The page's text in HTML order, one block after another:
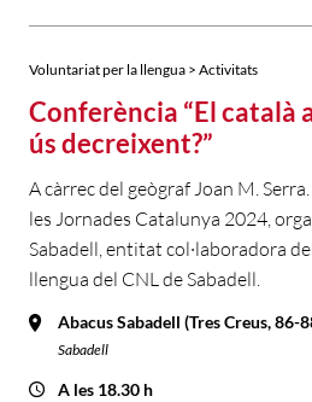
Voluntariat per la llengua > Activitats
Conferència “El català
ús decreixent?”
A càrrec del geògraf Joan M.
les Jornades Catalunya 2024,
Sabadell, entitat col·laboradora
llengua del CNL de Sabadell.
Abacus Sabadell (Tres Creus, 86-
Sabadell
A les 18.30 h